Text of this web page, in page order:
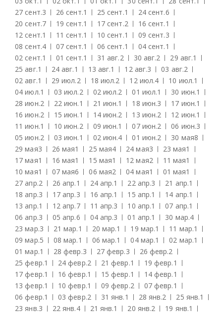
27 сент.3 26 сент.1 25 сент.1 24 сент.6
20 сент.7 19 сент.1 17 сент.2 16 сент.1
12 сент.1 11 сент.1 10 сент.1 09 сент.3
08 сент.4 07 сент.1 06 сент.1 04 сент.1
02 сент.1 01 сент.1 31 авг.2 30 авг.2 29 авг.1
25 авг.1 24 авг.1 13 авг.1 12 авг.3 03 авг.2
02 авг.1 29 июл.2 18 июл.2 12 июл.4 10 июл.1
04 июл.1 03 июл.2 02 июл.2 01 июл.1 30 июн.1
28 июн.2 22 июн.1 21 июн.1 18 июн.3 17 июн.1
16 июн.2 15 июн.1 14 июн.2 13 июн.2 12 июн.1
11 июн.1 10 июн.2 09 июн.1 07 июн.2 06 июн.3
05 июн.2 03 июн.1 02 июн.4 01 июн.2 30 мая8
29 мая3 26 мая1 25 мая4 24 мая3 23 мая1
17 мая1 16 мая1 15 мая1 12 мая2 11 мая1
10 мая1 07 мая6 06 мая2 04 мая1 01 мая1
27 апр.2 26 апр.1 24 апр.1 22 апр.3 21 апр.1
18 апр.3 17 апр.3 16 апр.1 15 апр.1 14 апр.1
13 апр.1 12 апр.7 11 апр.3 10 апр.1 07 апр.1
06 апр.3 05 апр.6 04 апр.3 01 апр.1 30 мар.4
23 мар.3 21 мар.1 20 мар.1 19 мар.1 11 мар.1
09 мар.5 08 мар.1 06 мар.1 04 мар.1 02 мар.1
01 мар.1 28 февр.3 27 февр.3 26 февр.2
25 февр.1 24 февр.2 21 февр.1 19 февр.1
17 февр.1 16 февр.1 15 февр.1 14 февр.1
13 февр.1 10 февр.1 09 февр.2 07 февр.1
06 февр.1 03 февр.2 31 янв.1 28 янв.2 25 янв.1
23 янв.3 22 янв.4 21 янв.1 20 янв.2 19 янв.1